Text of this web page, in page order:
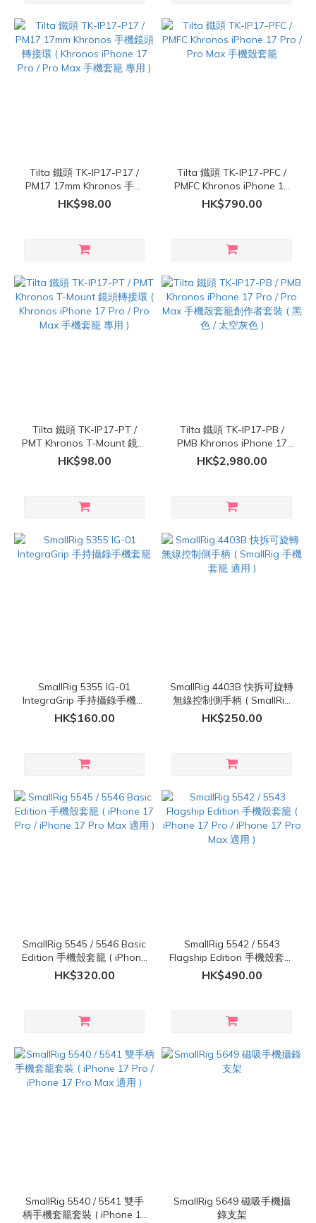
Tilta 鐵頭 TK-IP17-P17 /
PM17 17mm Khronos 手機
鏡頭轉接環 ( Khronos
iPhone 17 Pro / Pro Max 手
HK$98.00
Tilta 鐵頭 TK-IP17-PFC /
PMFC Khronos iPhone 17
Pro / Pro Max 手機殼套籠
HK$790.00
Tilta 鐵頭 TK-IP17-PT /
PMT Khronos T-Mount 鏡頭
轉接環 ( Khronos iPhone 17
Pro / Pro Max 手機套籠 專
HK$98.00
Tilta 鐵頭 TK-IP17-PB /
PMB Khronos iPhone 17
Pro / Pro Max 手機殼套籠創
作者套裝 ( 黑色 / 太空灰色 )
HK$2,980.00
SmallRig 5355 IG-01
IntegraGrip 手持攝錄手機套
籠
HK$160.00
SmallRig 4403B 快拆可旋轉
無線控制側手柄 ( SmallRig
手機套籠 適用 )
HK$250.00
SmallRig 5545 / 5546 Basic
Edition 手機殼套籠 ( iPhone
17 Pro / iPhone 17 Pro Max
適用 )
HK$320.00
SmallRig 5542 / 5543
Flagship Edition 手機殼套籠
( iPhone 17 Pro / iPhone 17
Pro Max 適用 )
HK$490.00
SmallRig 5540 / 5541 雙手
柄手機套籠套裝 ( iPhone 17
SmallRig 5649 磁吸手機攝
錄支架